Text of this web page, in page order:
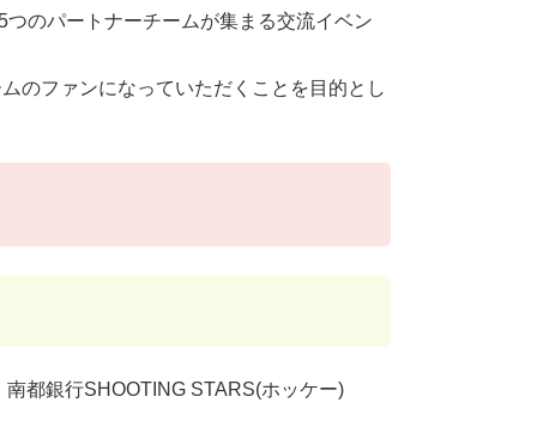
のパートナーチームが集まる交流イベン
のファンになっていただくことを目的とし
都銀行SHOOTING STARS(ホッケー)